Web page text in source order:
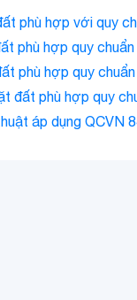
phù hợp với quy
phù hợp quy
phù hợp quy
đất phù hợp quy
áp dụng QCVN